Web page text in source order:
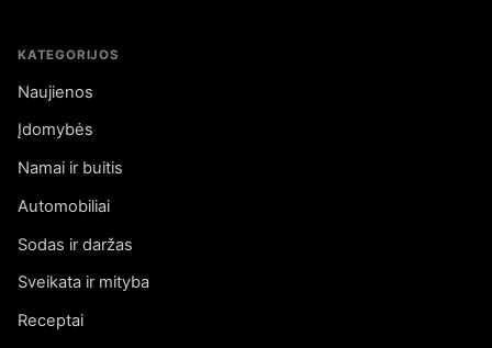
KATEGORIJOS
Naujienos
Įdomybės
Namai ir buitis
Automobiliai
Sodas ir daržas
Sveikata ir mityba
Receptai